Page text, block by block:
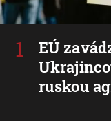
EÚ
ruskou